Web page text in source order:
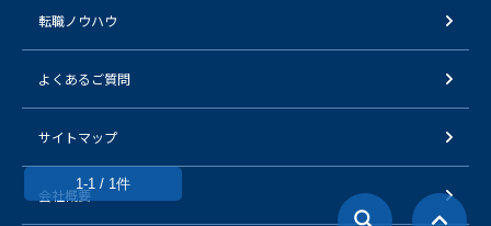
1-1 / 1件
転職ノウハウ
よくあるご質問
サイトマップ
会社概要